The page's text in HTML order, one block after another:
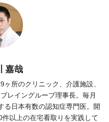
嘉哉
所のクリニック、介護施設、
レイングループ理事長。毎月
る日本有数の認知症専門医。開
以上の在宅看取りを実践して